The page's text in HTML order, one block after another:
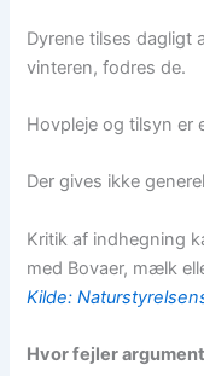
Dyrene tilses dagligt
vinteren, fodres de.
Hovpleje og tilsyn er
Der gives ikke
Kritik af indhegning
med Bovaer, mælk
Kilde:
Hvor fejler